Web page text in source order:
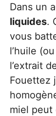
Dans un
liquides.
vous
l’huile
l’extrait
Fouettez
miel peut